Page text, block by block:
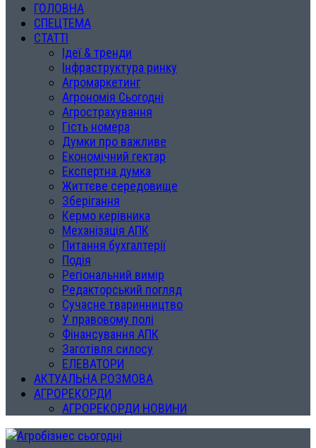
ГОЛОВНА
СПЕЦТЕМА
СТАТТІ
Ідеї & тренди
Інфраструктура ринку
Агромаркетинг
Агрономія Сьогодні
Агрострахування
Гість номера
Думки про важливе
Економічний гектар
Експертна думка
Життєве середовище
Зберігання
Кермо керівника
Механізація АПК
Питання бухгалтерії
Подія
Регіональний вимір
Редакторський погляд
Сучасне тваринництво
У правовому полі
Фінансування АПК
Заготівля силосу
ЕЛЕВАТОРИ
АКТУАЛЬНА РОЗМОВА
АГРОРЕКОРДИ
АГРОРЕКОРДИ НОВИНИ